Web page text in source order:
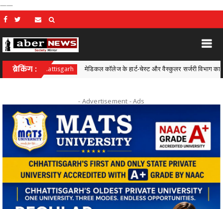
——
ब्रेकिंग :
Chhattisgarh मेडिकल कॉलेज के हार्ट-चेस्ट और वैस्कुलर सर्जरी विभाग का एक और
- Advertisement -Ads